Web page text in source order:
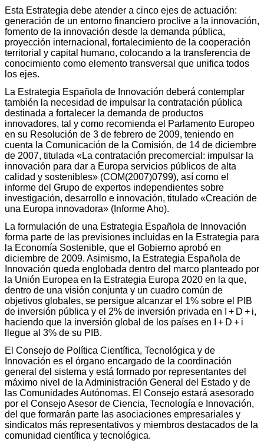
Esta Estrategia debe atender a cinco ejes de actuación:
generación de un entorno financiero proclive a la innovación,
fomento de la innovación desde la demanda pública,
proyección internacional, fortalecimiento de la cooperación
territorial y capital humano, colocando a la transferencia de
conocimiento como elemento transversal que unifica todos
los ejes.
La Estrategia Española de Innovación deberá contemplar
también la necesidad de impulsar la contratación pública
destinada a fortalecer la demanda de productos
innovadores, tal y como recomienda el Parlamento Europeo
en su Resolución de 3 de febrero de 2009, teniendo en
cuenta la Comunicación de la Comisión, de 14 de diciembre
de 2007, titulada «La contratación precomercial: impulsar la
innovación para dar a Europa servicios públicos de alta
calidad y sostenibles» (COM(2007)0799), así como el
informe del Grupo de expertos independientes sobre
investigación, desarrollo e innovación, titulado «Creación de
una Europa innovadora» (Informe Aho).
La formulación de una Estrategia Española de Innovación
forma parte de las previsiones incluidas en la Estrategia para
la Economía Sostenible, que el Gobierno aprobó en
diciembre de 2009. Asimismo, la Estrategia Española de
Innovación queda englobada dentro del marco planteado por
la Unión Europea en la Estrategia Europa 2020 en la que,
dentro de una visión conjunta y un cuadro común de
objetivos globales, se persigue alcanzar el 1% sobre el PIB
de inversión pública y el 2% de inversión privada en I + D + i,
haciendo que la inversión global de los países en I + D + i
llegue al 3% de su PIB.
El Consejo de Política Científica, Tecnológica y de
Innovación es el órgano encargado de la coordinación
general del sistema y está formado por representantes del
máximo nivel de la Administración General del Estado y de
las Comunidades Autónomas. El Consejo estará asesorado
por el Consejo Asesor de Ciencia, Tecnología e Innovación,
del que formarán parte las asociaciones empresariales y
sindicatos más representativos y miembros destacados de la
comunidad científica y tecnológica.